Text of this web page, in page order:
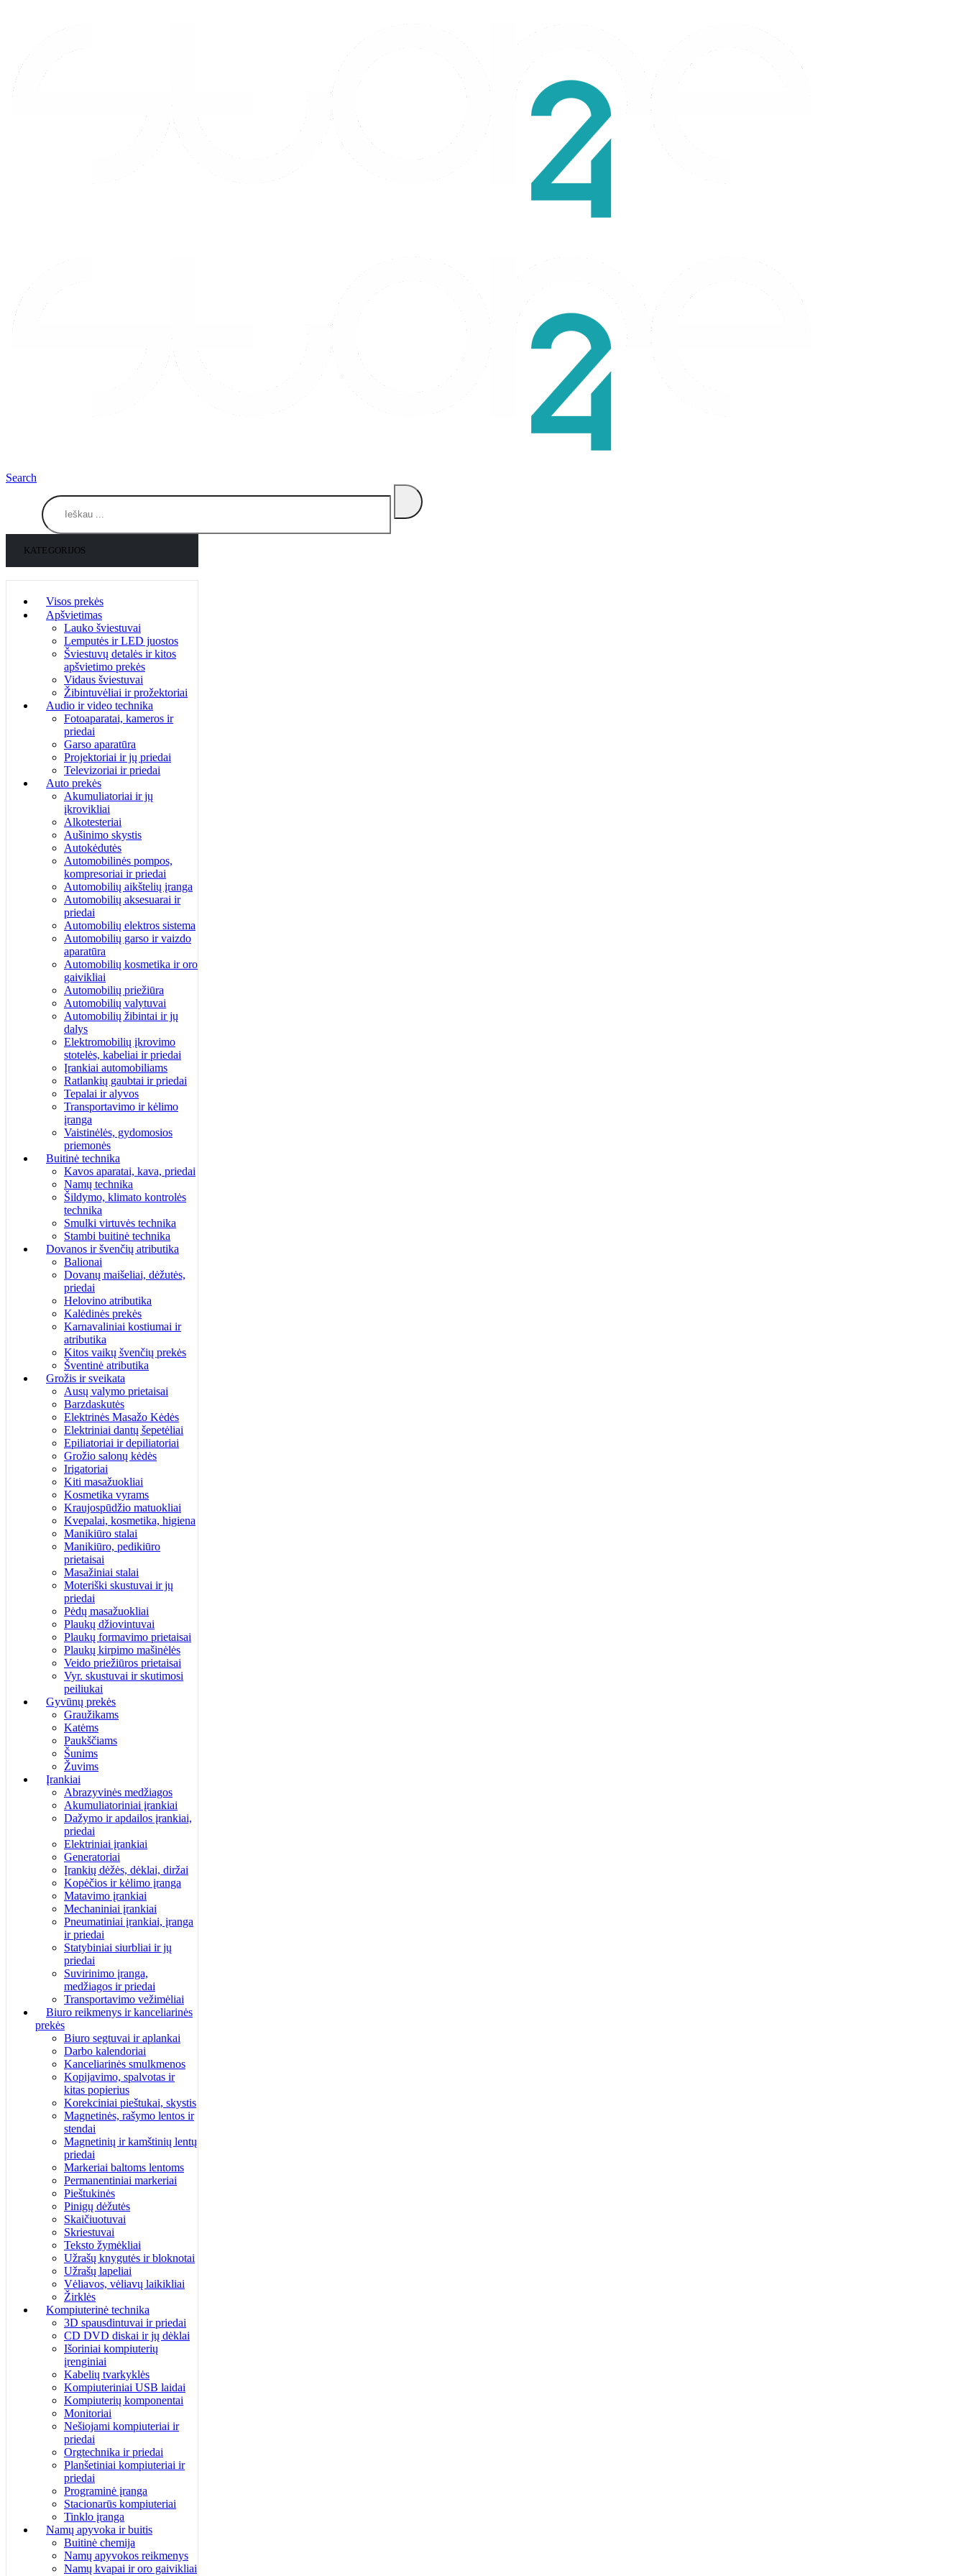
Search
KATEGORIJOS
Visos prekės
Apšvietimas
Lauko šviestuvai
Lemputės ir LED juostos
Šviestuvų detalės ir kitos
apšvietimo prekės
Vidaus šviestuvai
Žibintuvėliai ir prožektoriai
Audio ir video technika
Fotoaparatai, kameros ir
priedai
Garso aparatūra
Projektoriai ir jų priedai
Televizoriai ir priedai
Auto prekės
Akumuliatoriai ir jų
įkrovikliai
Alkotesteriai
Aušinimo skystis
Autokėdutės
Automobilinės pompos,
kompresoriai ir priedai
Automobilių aikštelių įranga
Automobilių aksesuarai ir
priedai
Automobilių elektros sistema
Automobilių garso ir vaizdo
aparatūra
Automobilių kosmetika ir oro
gaivikliai
Automobilių priežiūra
Automobilių valytuvai
Automobilių žibintai ir jų
dalys
Elektromobilių įkrovimo
stotelės, kabeliai ir priedai
Įrankiai automobiliams
Ratlankių gaubtai ir priedai
Tepalai ir alyvos
Transportavimo ir kėlimo
įranga
Vaistinėlės, gydomosios
priemonės
Buitinė technika
Kavos aparatai, kava, priedai
Namų technika
Šildymo, klimato kontrolės
technika
Smulki virtuvės technika
Stambi buitinė technika
Dovanos ir švenčių atributika
Balionai
Dovanų maišeliai, dėžutės,
priedai
Helovino atributika
Kalėdinės prekės
Karnavaliniai kostiumai ir
atributika
Kitos vaikų švenčių prekės
Šventinė atributika
Grožis ir sveikata
Ausų valymo prietaisai
Barzdaskutės
Elektrinės Masažo Kėdės
Elektriniai dantų šepetėliai
Epiliatoriai ir depiliatoriai
Grožio salonų kėdės
Irigatoriai
Kiti masažuokliai
Kosmetika vyrams
Kraujospūdžio matuokliai
Kvepalai, kosmetika, higiena
Manikiūro stalai
Manikiūro, pedikiūro
prietaisai
Masažiniai stalai
Moteriški skustuvai ir jų
priedai
Pėdų masažuokliai
Plaukų džiovintuvai
Plaukų formavimo prietaisai
Plaukų kirpimo mašinėlės
Veido priežiūros prietaisai
Vyr. skustuvai ir skutimosi
peiliukai
Gyvūnų prekės
Graužikams
Katėms
Paukščiams
Šunims
Žuvims
Įrankiai
Abrazyvinės medžiagos
Akumuliatoriniai įrankiai
Dažymo ir apdailos įrankiai,
priedai
Elektriniai įrankiai
Generatoriai
Įrankių dėžės, dėklai, diržai
Kopėčios ir kėlimo įranga
Matavimo įrankiai
Mechaniniai įrankiai
Pneumatiniai įrankiai, įranga
ir priedai
Statybiniai siurbliai ir jų
priedai
Suvirinimo įranga,
medžiagos ir priedai
Transportavimo vežimėliai
Biuro reikmenys ir kanceliarinės
prekės
Biuro segtuvai ir aplankai
Darbo kalendoriai
Kanceliarinės smulkmenos
Kopijavimo, spalvotas ir
kitas popierius
Korekciniai pieštukai, skystis
Magnetinės, rašymo lentos ir
stendai
Magnetinių ir kamštinių lentų
priedai
Markeriai baltoms lentoms
Permanentiniai markeriai
Pieštukinės
Pinigų dėžutės
Skaičiuotuvai
Skriestuvai
Teksto žymėkliai
Užrašų knygutės ir bloknotai
Užrašų lapeliai
Vėliavos, vėliavų laikikliai
Žirklės
Kompiuterinė technika
3D spausdintuvai ir priedai
CD DVD diskai ir jų dėklai
Išoriniai kompiuterių
įrenginiai
Kabelių tvarkyklės
Kompiuteriniai USB laidai
Kompiuterių komponentai
Monitoriai
Nešiojami kompiuteriai ir
priedai
Orgtechnika ir priedai
Planšetiniai kompiuteriai ir
priedai
Programinė įranga
Stacionarūs kompiuteriai
Tinklo įranga
Namų apyvoka ir buitis
Buitinė chemija
Namų apyvokos reikmenys
Namų kvapai ir oro gaivikliai